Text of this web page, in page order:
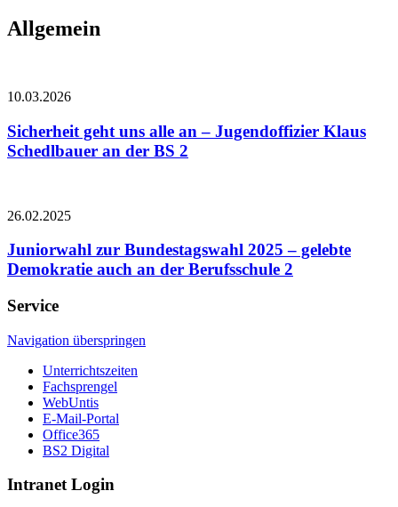
Allgemein
10.03.2026
Sicherheit geht uns alle an – Jugendoffizier Klaus
Schedlbauer an der BS 2
26.02.2025
Juniorwahl zur Bundestagswahl 2025 – gelebte
Demokratie auch an der Berufsschule 2
Service
Navigation überspringen
Unterrichtszeiten
Fachsprengel
WebUntis
E-Mail-Portal
Office365
BS2 Digital
Intranet Login